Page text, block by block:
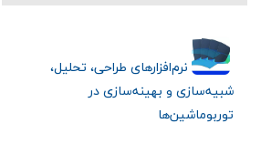
نرم‌افزارهای طراحی، تحلیل،
شبیه‌سازی و بهینه‌سازی در
توربوماشین‌ها